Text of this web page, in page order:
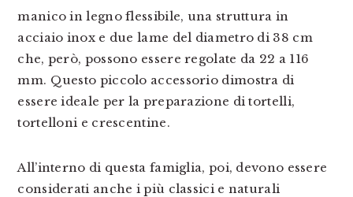
manico in legno flessibile, una struttura in
acciaio inox e due lame del diametro di 38 cm
che, però, possono essere regolate da 22 a 116
mm. Questo piccolo accessorio dimostra di
essere ideale per la preparazione di tortelli,
tortelloni e crescentine.
All’interno di questa famiglia, poi, devono essere
considerati anche i più classici e naturali